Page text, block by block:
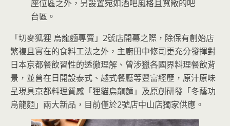
座位區之外，另設置宛如酒吧風格且寬敞的吧
台區。
「切麥狐狸 烏龍麵專賣」2號店開幕之際，除保有創始店
繁複且實在的食料工法之外，主廚田中修司更充分發揮對
日本京都餐飲習性的透徹理解、曾涉獵各國界料理餐飲背
景，並曾在日開設泰式、越式餐廳等豐富經歷，原汁原味
呈現具京都料理質感「狸貓烏龍麵」及原創研發「冬蔭功
烏龍麵」兩大新品，目前僅於2號店中山店獨家供應。